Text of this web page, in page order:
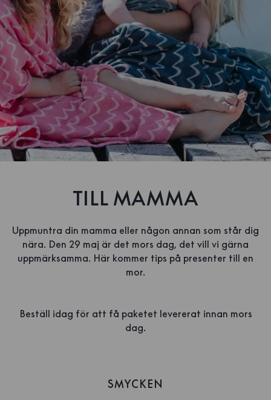
TILL MAMMA
Uppmuntra din mamma eller någon annan som står dig
nära. Den 29 maj är det mors dag, det vill vi gärna
uppmärksamma. Här kommer tips på presenter till en
mor.
Beställ idag för att få paketet levererat innan mors
dag.
SMYCKEN